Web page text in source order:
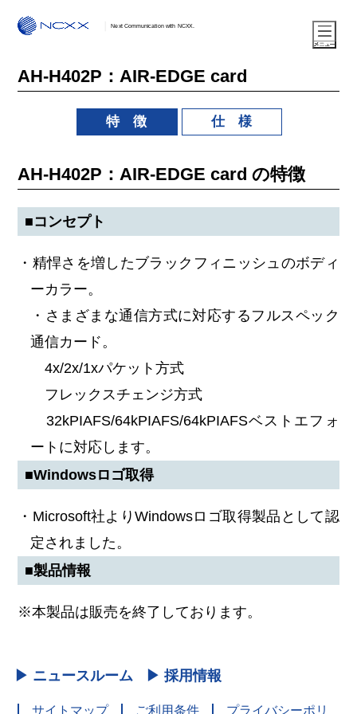
Next Communication with NCXX.
AH-H402P：AIR-EDGE card
特 徴 仕 様
AH-H402P：AIR-EDGE card の特徴
■コンセプト
・精悍さを増したブラックフィニッシュのボディ
ーカラー。
・さまざまな通信方式に対応するフルスペック
通信カード。
4x/2x/1xパケット方式
フレックスチェンジ方式
32kPIAFS/64kPIAFS/64kPIAFSベストエフォ
ートに対応します。
■Windowsロゴ取得
・Microsoft社よりWindowsロゴ取得製品として認
定されました。
■製品情報
※本製品は販売を終了しております。
▶ ニュースルーム ▶ 採用情報
サイトマップ ご利用条件 プライバシーポリ